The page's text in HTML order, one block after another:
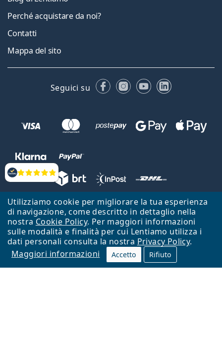
Utilizziamo cookie per migliorare la tua esperienza
di navigazione, come descritto in dettaglio nella
nostra Cookie Policy. Per maggiori informazioni
sulle modalità e finalità per cui Lentiamo utilizza i
dati personali consulta la nostra Privacy Policy.
Maggiori informazioni
Accetto Rifiuto
Valutazione
Perché acquistare da noi?
Contatti
Mappa del sito
Seguici su FacebookInstagram
YouTubeLinkedIn
Lentiamo s.r.o., Vídeňská 12, 37833 Nová Bystřice, Repubblica Ceca.
Partita IVA: CZ26104784
Torna alla Home Page
Vai all'inizio
Il sito Lentiamo.it è proprietà di Lentiamo s.r.o., che ne detiene la
Online - per te - da 18 anni!